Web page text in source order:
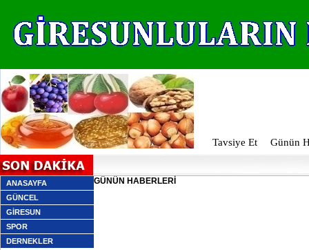
Tavsiye Et Günün
ANASAYFA
GÜNCEL
GİRESUN
SPOR
DERNEKLER
GÜNÜN HABERLERİ